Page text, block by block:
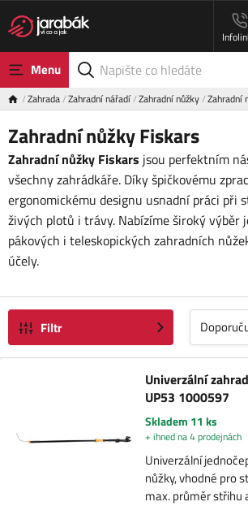
Menu
Zahrada Zahradní nářadí Zahradní nůžky Zahradní
Zahradní nůžky Fiskars
Zahradní nůžky Fiskars jsou perfektním
všechny zahrádkáře. Díky špičkovému
ergonomickému designu usnadní práci při
živých plotů i trávy. Nabízíme široký výběr
pákových i teleskopických zahradních
účely.
Filtr
Univerzální
UP53 1000597
Skladem 11 ks
+ ihned na 4 prodejnách
Univerzální
nůžky, vhodné pro
max. průměr střihu